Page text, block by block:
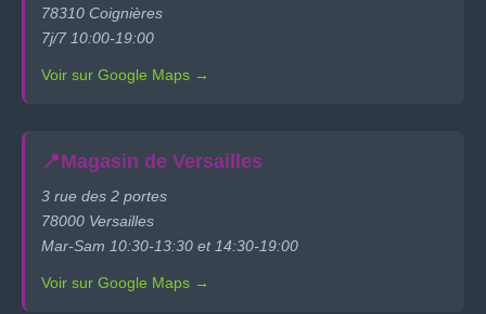
78310 Coignières
7j/7 10:00-19:00
Voir sur Google Maps →
📍Magasin de Versailles
3 rue des 2 portes
78000 Versailles
Mar-Sam 10:30-13:30 et 14:30-19:00
Voir sur Google Maps →